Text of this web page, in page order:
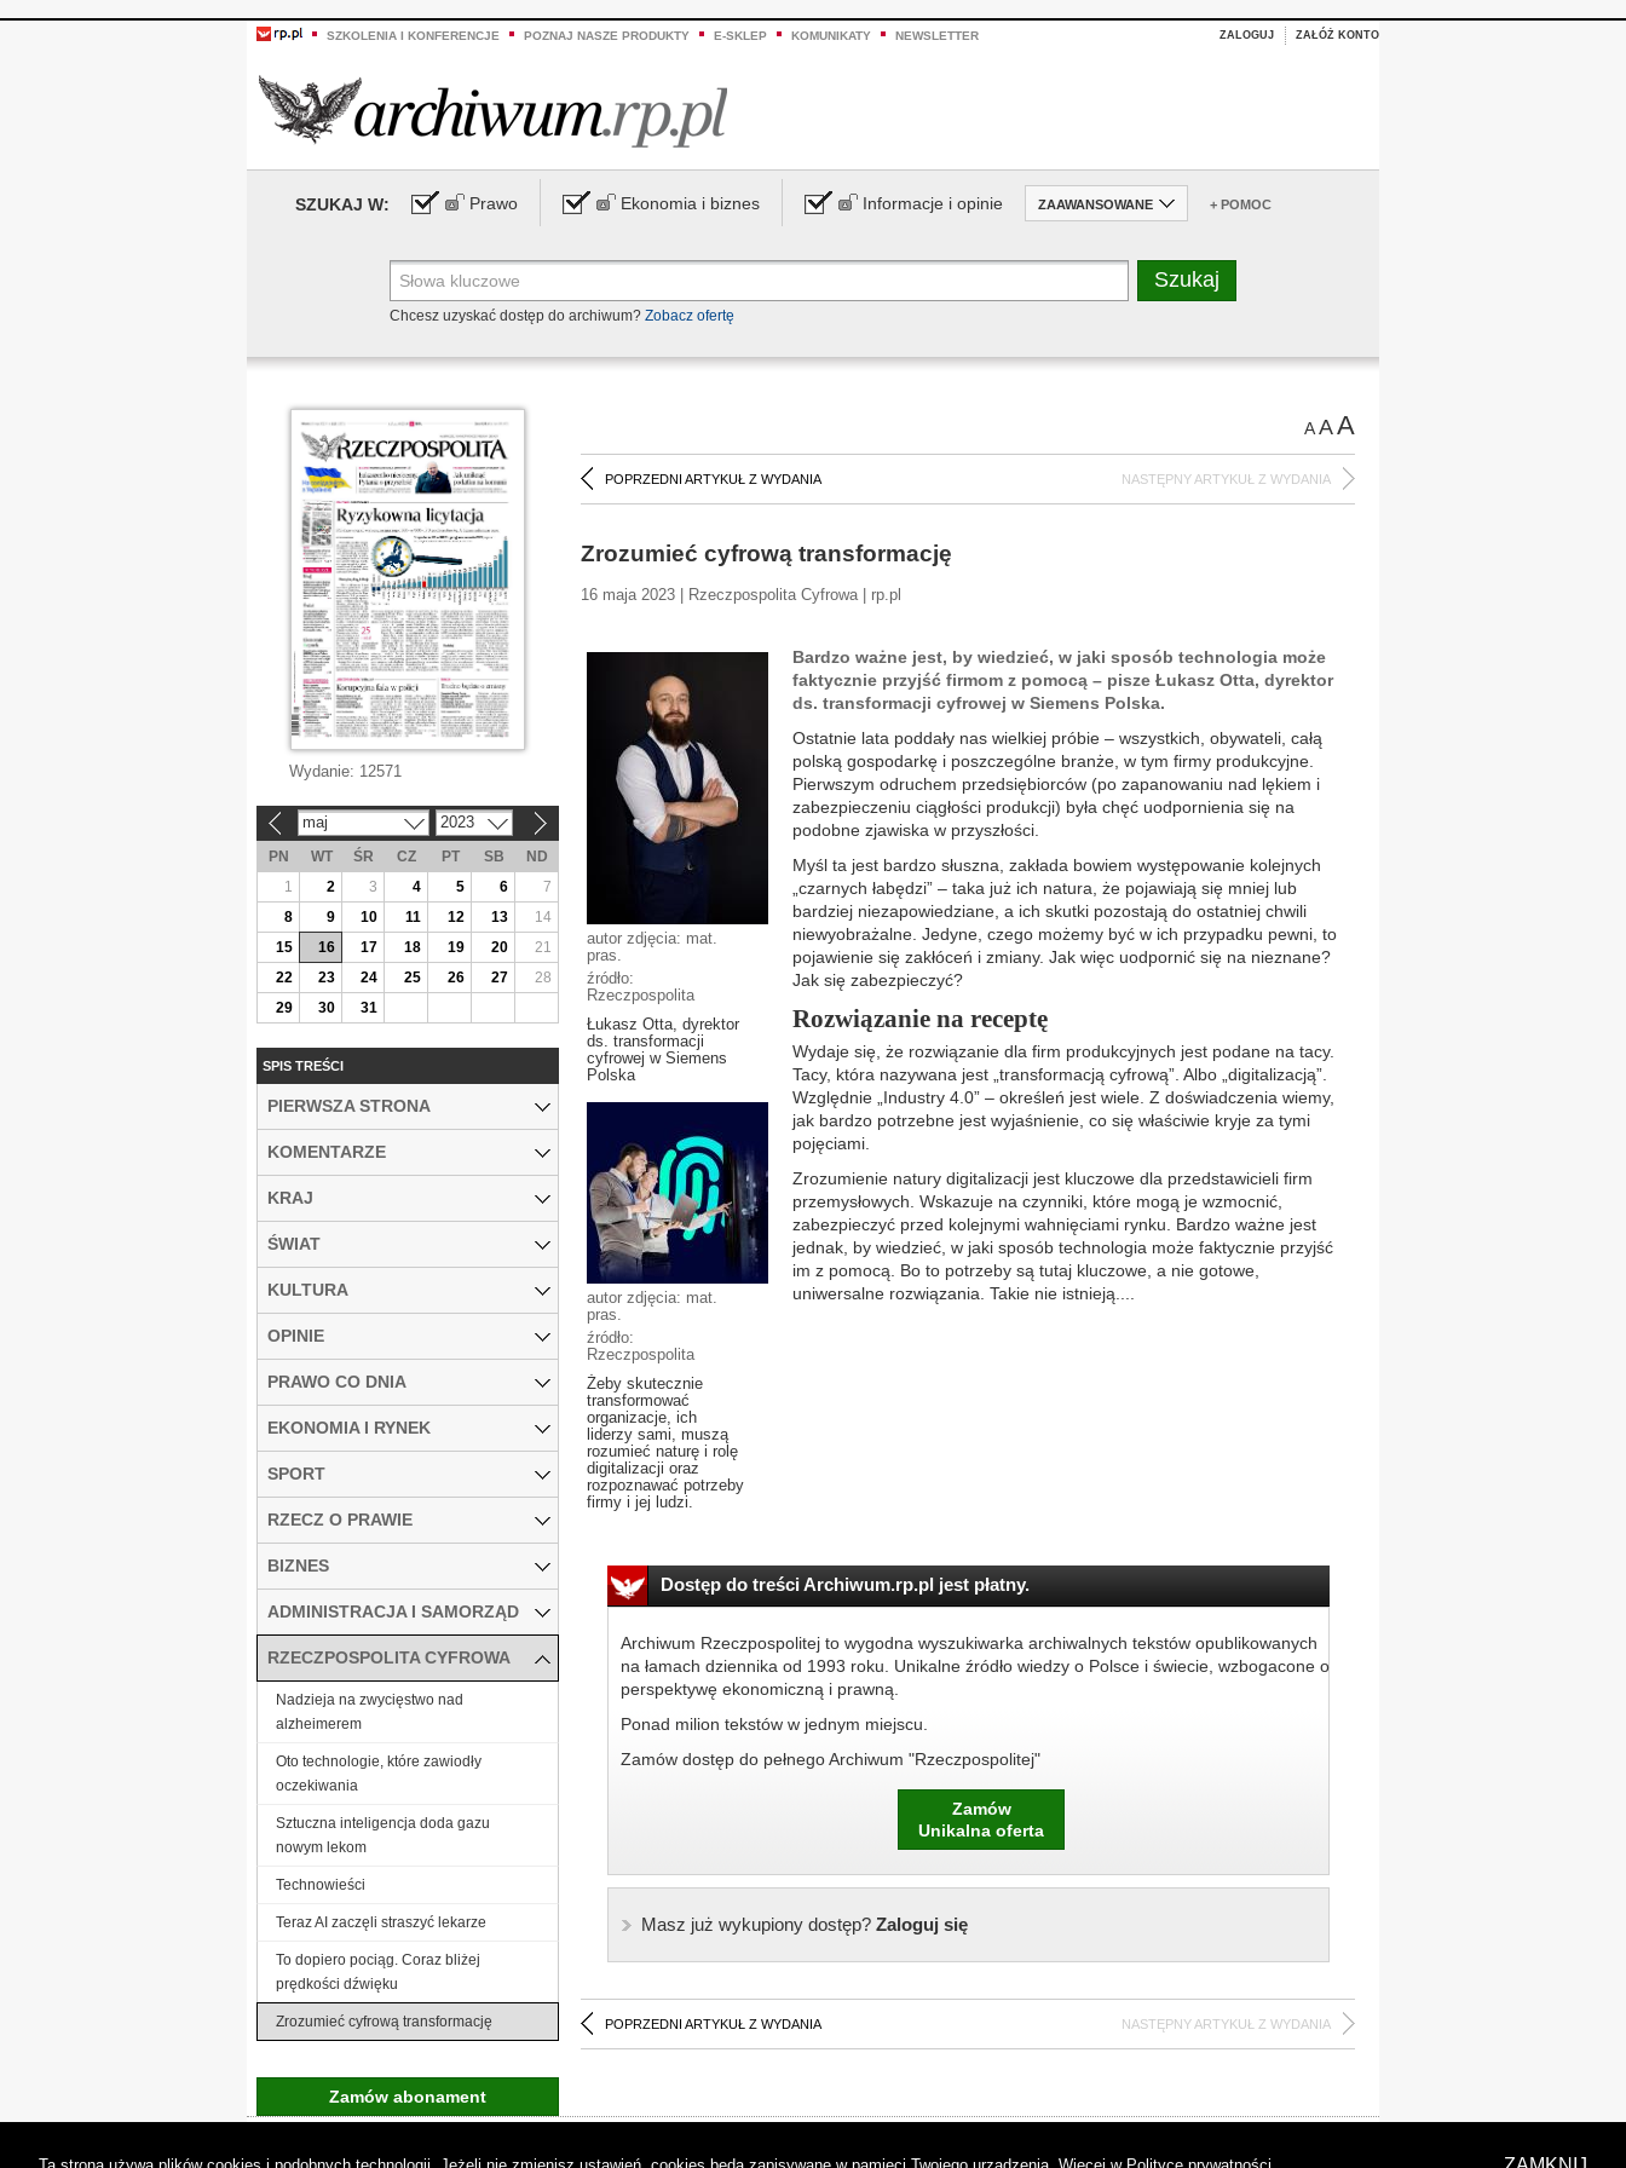
SZKOLENIA I KONFERENCJE POZNAJ NASZE PRODUKTY E-SKLEP KOMUNIKATY NEWSLETTER ZALOGUJ ZAŁÓŻ KONTO
SZUKAJ W: Prawo Ekonomia i biznes Informacje i opinie ZAAWANSOWANE + POMOC
Chcesz uzyskać dostęp do archiwum? Zobacz ofertę
AAA
POPRZEDNI ARTYKUŁ Z WYDANIA NASTĘPNY ARTYKUŁ Z WYDANIA
Zrozumieć cyfrową transformację
16 maja 2023 | Rzeczpospolita Cyfrowa | rp.pl
autor zdjęcia: mat.
pras.
źródło:
Rzeczpospolita
Łukasz Otta, dyrektor
ds. transformacji
cyfrowej w Siemens
Polska
autor zdjęcia: mat.
pras.
źródło:
Rzeczpospolita
Żeby skutecznie
transformować
organizacje, ich
liderzy sami, muszą
rozumieć naturę i rolę
digitalizacji oraz
rozpoznawać potrzeby
firmy i jej ludzi.
Bardzo ważne jest, by wiedzieć, w jaki sposób technologia może
faktycznie przyjść firmom z pomocą – pisze Łukasz Otta, dyrektor
ds. transformacji cyfrowej w Siemens Polska.
Ostatnie lata poddały nas wielkiej próbie – wszystkich, obywateli, całą
polską gospodarkę i poszczególne branże, w tym firmy produkcyjne.
Pierwszym odruchem przedsiębiorców (po zapanowaniu nad lękiem i
zabezpieczeniu ciągłości produkcji) była chęć uodpornienia się na
podobne zjawiska w przyszłości.
Myśl ta jest bardzo słuszna, zakłada bowiem występowanie kolejnych
„czarnych łabędzi” – taka już ich natura, że pojawiają się mniej lub
bardziej niezapowiedziane, a ich skutki pozostają do ostatniej chwili
niewyobrażalne. Jedyne, czego możemy być w ich przypadku pewni, to
pojawienie się zakłóceń i zmiany. Jak więc uodpornić się na nieznane?
Jak się zabezpieczyć?
Rozwiązanie na receptę
Wydaje się, że rozwiązanie dla firm produkcyjnych jest podane na tacy.
Tacy, która nazywana jest „transformacją cyfrową”. Albo „digitalizacją”.
Względnie „Industry 4.0” – określeń jest wiele. Z doświadczenia wiemy,
jak bardzo potrzebne jest wyjaśnienie, co się właściwie kryje za tymi
pojęciami.
Zrozumienie natury digitalizacji jest kluczowe dla przedstawicieli firm
przemysłowych. Wskazuje na czynniki, które mogą je wzmocnić,
zabezpieczyć przed kolejnymi wahnięciami rynku. Bardzo ważne jest
jednak, by wiedzieć, w jaki sposób technologia może faktycznie przyjść
im z pomocą. Bo to potrzeby są tutaj kluczowe, a nie gotowe,
uniwersalne rozwiązania. Takie nie istnieją....
Dostęp do treści Archiwum.rp.pl jest płatny.
Archiwum Rzeczpospolitej to wygodna wyszukiwarka archiwalnych tekstów opublikowanych
na łamach dziennika od 1993 roku. Unikalne źródło wiedzy o Polsce i świecie, wzbogacone o
perspektywę ekonomiczną i prawną.
Ponad milion tekstów w jednym miejscu.
Zamów dostęp do pełnego Archiwum "Rzeczpospolitej"
Zamów
Unikalna oferta
Masz już wykupiony dostęp?Zaloguj się
POPRZEDNI ARTYKUŁ Z WYDANIA NASTĘPNY ARTYKUŁ Z WYDANIA
Wydanie: 12571
maj 2023
PN WT ŚR CZ PT SB
ND
1
2 3 4 5 6
7
8
9 10 11 12 13
14
15
16 17 18 19 20
21
22
23 24 25 26 27
28
29
30 31
SPIS TREŚCI
PIERWSZA STRONA
KOMENTARZE
KRAJ
ŚWIAT
KULTURA
OPINIE
PRAWO CO DNIA
EKONOMIA I RYNEK
SPORT
RZECZ O PRAWIE
BIZNES
ADMINISTRACJA I SAMORZĄD
RZECZPOSPOLITA CYFROWA
Nadzieja na zwycięstwo nad
alzheimerem
Oto technologie, które zawiodły
oczekiwania
Sztuczna inteligencja doda gazu
nowym lekom
Technowieści
Teraz AI zaczęli straszyć lekarze
To dopiero pociąg. Coraz bliżej
prędkości dźwięku
Zrozumieć cyfrową transformację
Zamów abonament